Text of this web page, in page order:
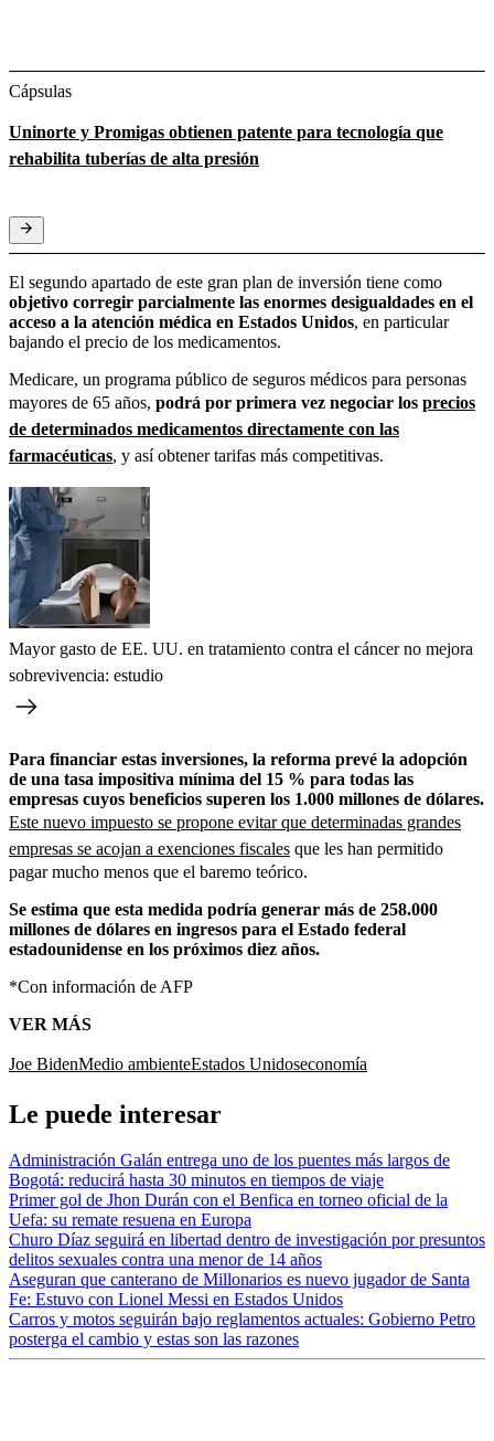
Cápsulas
Uninorte y Promigas obtienen patente para tecnología que
rehabilita tuberías de alta presión
El segundo apartado de este gran plan de inversión tiene como
objetivo corregir parcialmente las enormes desigualdades en el
acceso a la atención médica en Estados Unidos, en particular
bajando el precio de los medicamentos.
Medicare, un programa público de seguros médicos para personas
mayores de 65 años, podrá por primera vez negociar los precios
de determinados medicamentos directamente con las
farmacéuticas, y así obtener tarifas más competitivas.
Mayor gasto de EE. UU. en tratamiento contra el cáncer no mejora
sobrevivencia: estudio
Para financiar estas inversiones, la reforma prevé la adopción
de una tasa impositiva mínima del 15 % para todas las
empresas cuyos beneficios superen los 1.000 millones de dólares.
Este nuevo impuesto se propone evitar que determinadas grandes
empresas se acojan a exenciones fiscales que les han permitido
pagar mucho menos que el baremo teórico.
Se estima que esta medida podría generar más de 258.000
millones de dólares en ingresos para el Estado federal
estadounidense en los próximos diez años.
*Con información de AFP
VER MÁS
Joe BidenMedio ambienteEstados Unidoseconomía
Le puede interesar
Administración Galán entrega uno de los puentes más largos de
Bogotá: reducirá hasta 30 minutos en tiempos de viaje
Primer gol de Jhon Durán con el Benfica en torneo oficial de la
Uefa: su remate resuena en Europa
Churo Díaz seguirá en libertad dentro de investigación por presuntos
delitos sexuales contra una menor de 14 años
Aseguran que canterano de Millonarios es nuevo jugador de Santa
Fe: Estuvo con Lionel Messi en Estados Unidos
Carros y motos seguirán bajo reglamentos actuales: Gobierno Petro
posterga el cambio y estas son las razones